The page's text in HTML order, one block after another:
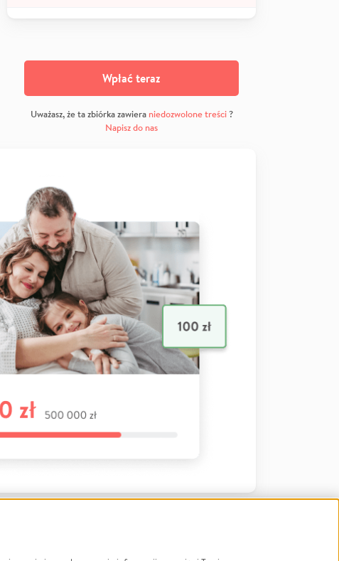
Wpłać teraz
Uważasz, że ta zbiórka zawiera niedozwolone treści?
Napisz do nas